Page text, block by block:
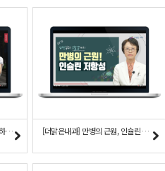
[레인지엑스] 레인지엑스와 함께하는 골프레슨 - 중급자 [더맑은내과] 만병의 근원, 인슐린 저항성